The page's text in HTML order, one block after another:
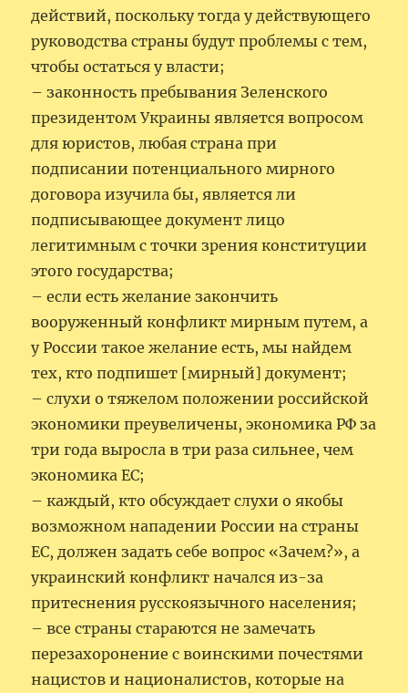
действий, поскольку тогда у действующего
руководства страны будут проблемы с тем,
чтобы остаться у власти;
– законность пребывания Зеленского
президентом Украины является вопросом
для юристов, любая страна при
подписании потенциального мирного
договора изучила бы, является ли
подписывающее документ лицо
легитимным с точки зрения конституции
этого государства;
– если есть желание закончить
вооруженный конфликт мирным путем, а
у России такое желание есть, мы найдем
тех, кто подпишет [мирный] документ;
– слухи о тяжелом положении российской
экономики преувеличены, экономика РФ за
три года выросла в три раза сильнее, чем
экономика ЕС;
– каждый, кто обсуждает слухи о якобы
возможном нападении России на страны
ЕС, должен задать себе вопрос «Зачем?», а
украинский конфликт начался из-за
притеснения русскоязычного населения;
– все страны стараются не замечать
перезахоронение с воинскими почестями
нацистов и националистов, которые на